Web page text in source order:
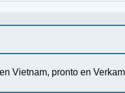
Vietnam, pronto en